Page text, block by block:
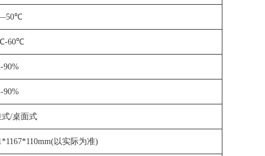
-60℃
90%
90%
/桌面式
以实际为准)